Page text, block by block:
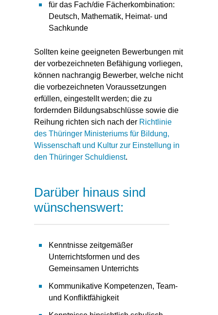
für das Fach/die Fächerkombination:
Deutsch, Mathematik, Heimat- und
Sachkunde
Sollten keine geeigneten Bewerbungen mit
der vorbezeichneten Befähigung vorliegen,
können nachrangig Bewerber, welche nicht
die vorbezeichneten Voraussetzungen
erfüllen, eingestellt werden; die zu
fordernden Bildungsabschlüsse sowie die
Reihung richten sich nach der Richtlinie
des Thüringer Ministeriums für Bildung,
Wissenschaft und Kultur zur Einstellung in
den Thüringer Schuldienst.
Darüber hinaus sind
wünschenswert:
Kenntnisse zeitgemäßer
Unterrichtsformen und des
Gemeinsamen Unterrichts
Kommunikative Kompetenzen, Team-
und Konfliktfähigkeit